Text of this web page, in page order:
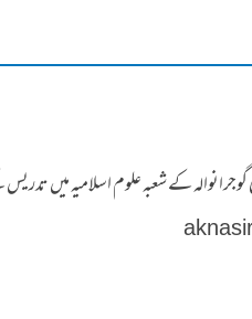
گوجرانوالہ کے شعبہ علوم اسلامیہ میں